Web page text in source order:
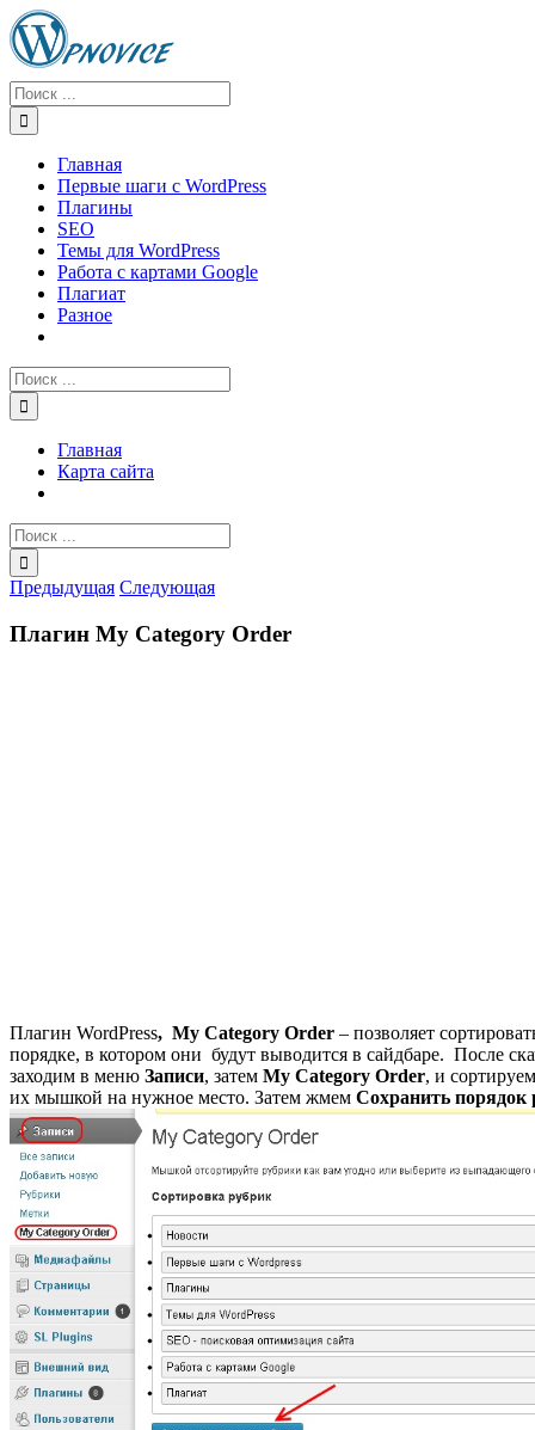
Skip
to
content
Результат
поиска:
Главная
Первые шаги с WordPress
Плагины
SEO
Темы для WordPress
Работа с картами Google
Плагиат
Разное
Результат
поиска:
Главная
Карта сайта
Результат
поиска:
Предыдущая Следующая
Плагин My Category Order
Плагин WordPress, My Category Order – позволяет
порядке, в котором они будут выводится в сайдбаре. После
заходим в меню Записи, затем My Category Order, и
их мышкой на нужное место. Затем жмем Сохранить порядок